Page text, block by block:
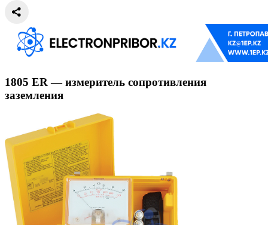
1805 ER — измеритель сопротивления
заземления